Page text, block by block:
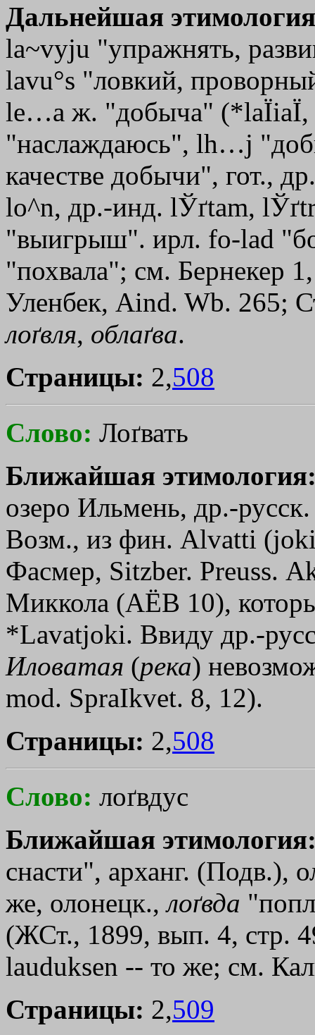
Дальнейшая
la~vyju "упражнять,
lavu°s "ловкий,
le…a ж. "добыча" (*laЇia
"наслаждаюсь", lh…j
качестве добычи", гот.,
lo^n, др.-инд. lЎґtam,
"выигрыш". ирл. fо-lаd
"похвала"; см. Бернекер
Уленбек, Aind. Wb. 265;
лоґвля, облаґва.
Страницы: 2,508
Слово: Лоґвать
Ближайшая
озеро Ильмень, др.-
Возм., из фин. Alvatti
Фасмер, Sitzber. Preuss.
Миккола (AЁВ 10),
*Lavatjoki. Ввиду др.-
Иловатая (река)
mod. SpraІkvet. 8, 12).
Страницы: 2,508
Слово: лоґвдус
Ближайшая
снасти", арханг. (Подв.),
же, олонецк.,лоґвда
(ЖСт., 1899, вып. 4, стр.
lauduksen -- то же; см.
Страницы: 2,509